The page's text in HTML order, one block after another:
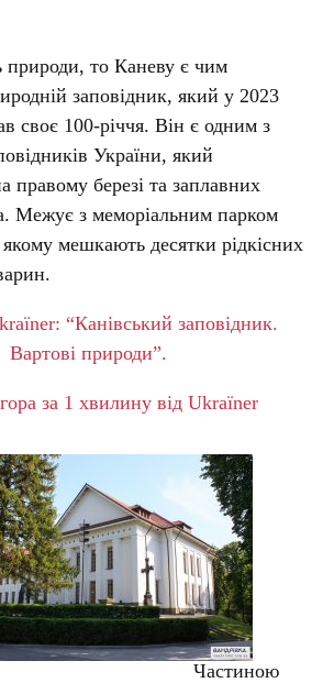
природи, то Каневу є чим
заповідник, який у 2023
своє 100-річчя. Він є одним з
України, який
правому березі та заплавних
Межує з меморіальним парком
мешкають десятки рідкісних
“Канівський заповідник.
Вартові природи”.
за 1 хвилину від Ukraїner
Частиною